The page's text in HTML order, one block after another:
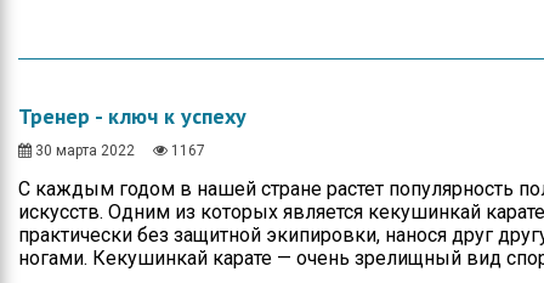
Тренер - ключ к успеху
30 марта 2022 1167
С каждым годом в нашей стране растет популярность
искусств. Одним из которых является кекушинкай
практически без защитной экипировки, нанося друг
ногами. Кекушинкай карате — очень зрелищный вид